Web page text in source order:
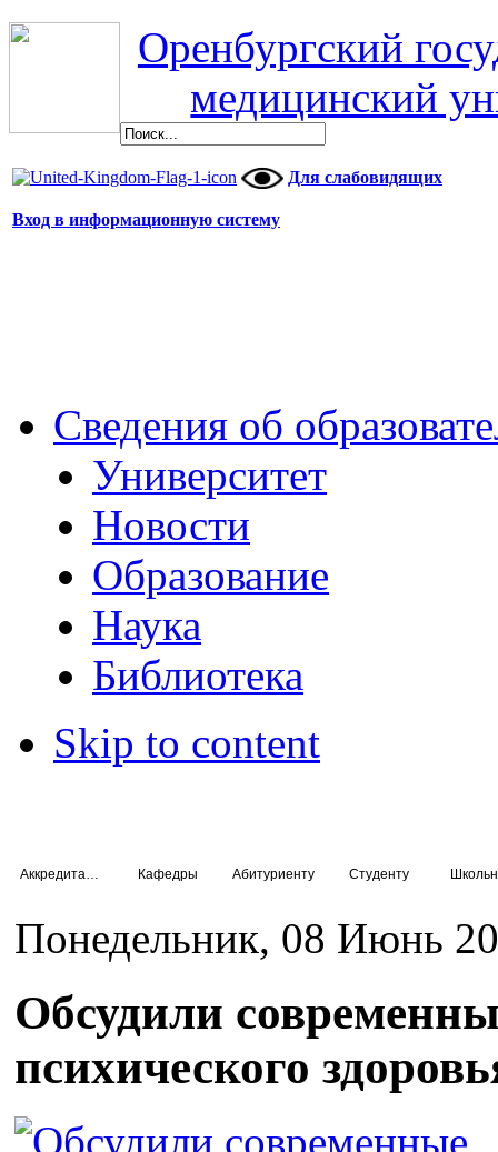
Оренбургский
медицинский
Для слабовидящих
Вход в информационную систему
Сведения об
Университет
Новости
Образование
Наука
Библиотека
Skip to content
Кафедры Абитуриенту Студенту
Понедельник, 08 Июнь
Обсудили
психического